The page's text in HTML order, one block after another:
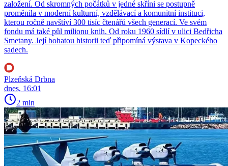
založení. Od skromných počátků v jedné skříni se postupně
proměnila v moderní kulturní, vzdělávací a komunitní instituci,
kterou ročně navštíví 300 tisíc čtenářů všech generací. Ve svém
fondu má také půl milionu knih. Od roku 1960 sídlí v ulici Bedřicha
Smetany. Její bohatou historii teď připomíná výstava v Kopeckého
sadech.
Plzeňská Drbna
dnes, 16:01
2 min